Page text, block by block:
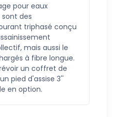
pour eaux
sont des
triphasé conçu
mais aussi le
à fibre longue.
un coffret de
pied d'assise 3''
en option.